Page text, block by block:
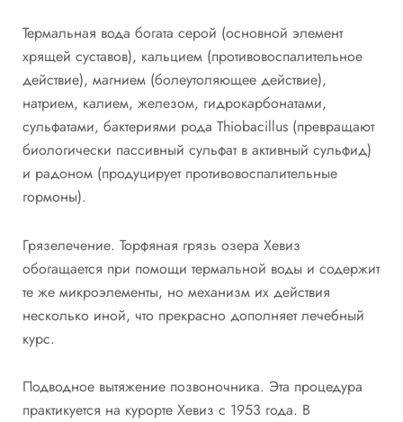
Термальная вода богата серой (основной элемент
хрящей суставов), кальцием (противовоспалительное
действие), магнием (болеутоляющее действие),
натрием, калием, железом, гидрокарбонатами,
сульфатами, бактериями рода Thiobacillus (превращают
биологически пассивный сульфат в активный сульфид)
и радоном (продуцирует противовоспалительные
гормоны).
Грязелечение. Торфяная грязь озера Хевиз
обогащается при помощи термальной воды и содержит
те же микроэлементы, но механизм их действия
несколько иной, что прекрасно дополняет лечебный
курс.
Подводное вытяжение позвоночника. Эта процедура
практикуется на курорте Хевиз с 1953 года. В